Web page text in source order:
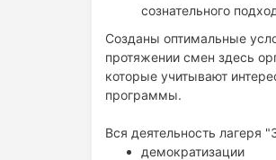
сознательного
Созданы оптимальные
протяжении смен здесь
которые учитывают
программы.
Вся деятельность лагеря
демократизации